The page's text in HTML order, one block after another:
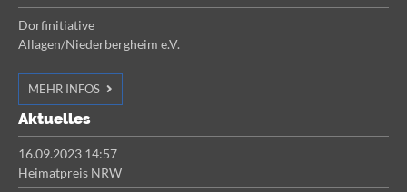
Dorfinitiative
Allagen/Niederbergheim e.V.
MEHR INFOS
Aktuelles
16.09.2023 14:57
Heimatpreis NRW